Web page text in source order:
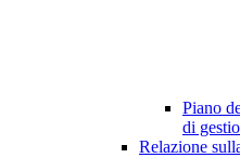
Piano
di
Relazione